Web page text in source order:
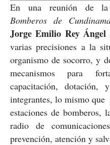
En una reunión de
Bomberos de
Jorge Emilio Rey Ángel
varias precisiones a la
organismo de socorro, y
mecanismos para
capacitación, dotación,
integrantes, lo mismo
estaciones de bomberos,
radio de
prevención, atención y